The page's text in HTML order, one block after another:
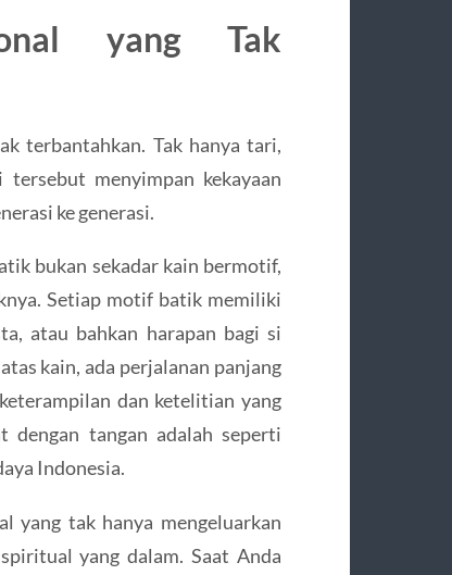
yang Tak
terbantahkan. Tak hanya tari,
menyimpan kekayaan
ke generasi.
bukan sekadar kain bermotif,
Setiap motif batik memiliki
atau bahkan harapan bagi si
kain, ada perjalanan panjang
dan ketelitian yang
tangan adalah seperti
Indonesia.
yang tak hanya mengeluarkan
yang dalam. Saat Anda